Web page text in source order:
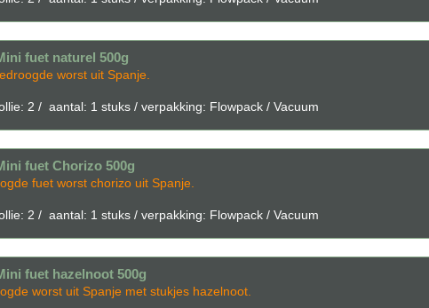
fuet naturel 500g
worst uit Spanje.
2 / aantal: 1 stuks / verpakking: Flowpack / Vacuum
fuet Chorizo 500g
fuet worst chorizo uit Spanje.
2 / aantal: 1 stuks / verpakking: Flowpack / Vacuum
fuet hazelnoot 500g
worst uit Spanje met stukjes hazelnoot.